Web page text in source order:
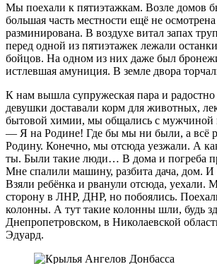
Мы поехали к пятиэтажкам. Возле домов
большая часть местности ещё не
разминирована. В воздухе витал запах
перед одной из пятиэтажек лежали
бойцов. На одном из них даже был
истлевшая амуниция. В земле двора
К нам вышла супружеская пара и радостно
девушки доставали корм для животных,
бытовой химии, мы общались с мужчиной
— Я на Родине! Где бы мы ни были, а всё
Родину. Конечно, мы отсюда уезжали. А
ты. Были такие люди… В дома и погреба
Мне спалили машину, разбита дача, дом. И
Взяли ребёнка и рванули отсюда, уехали.
сторону в ЛНР, ДНР, но побоялись.
колонны. А тут такие колонны шли, будь
Днепропетровском, в Николаевской
Эдуард.